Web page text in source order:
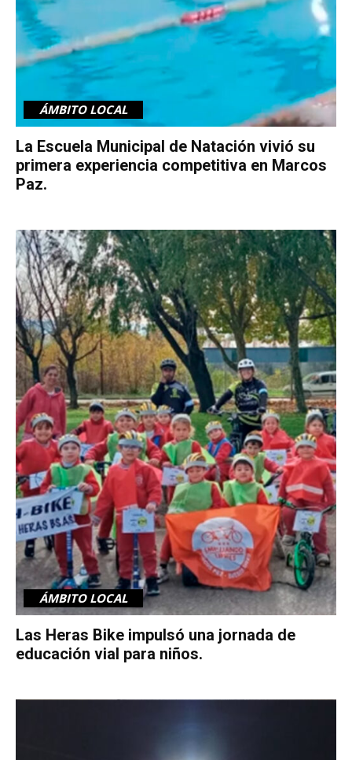
ÁMBITO LOCAL
La Escuela Municipal de Natación vivió su
primera experiencia competitiva en Marcos
Paz.
ÁMBITO LOCAL
Las Heras Bike impulsó una jornada de
educación vial para niños.